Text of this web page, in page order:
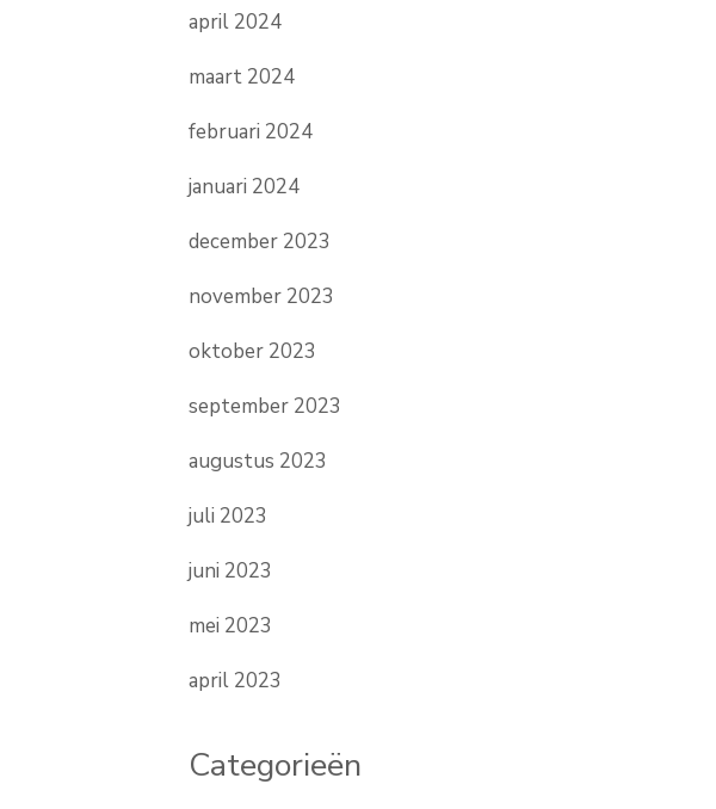
april 2024
maart 2024
februari 2024
januari 2024
december 2023
november 2023
oktober 2023
september 2023
augustus 2023
juli 2023
juni 2023
mei 2023
april 2023
Categorieën